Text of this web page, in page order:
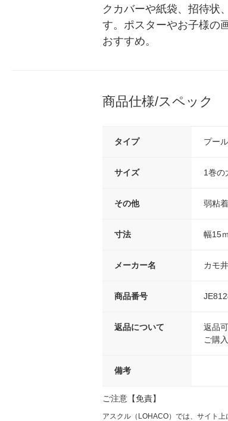
クカバーや紙袋、招待状
す。ポスターやお子様の
おすすめ。
商品仕様/スペック
タイプ プー
サイズ 1巻の
その他 弱粘着
寸法 幅15
メーカー名 カモ
商品番号
返品について
返品可
ご購
備考
ご注意【免責】
アスクル（LOHACO）では、サイト